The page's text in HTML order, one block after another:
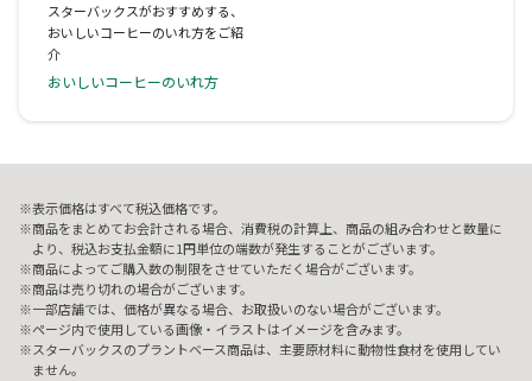
スターバックスがおすすめする、
おいしいコーヒーのいれ方をご紹
介
おいしいコーヒーのいれ方
表示価格はすべて税込価格です。
商品をまとめてお会計される場合、消費税の計算上、商品の組み合わせと数量に
より、税込お支払金額に1円単位の端数が発生することがございます。
商品によってご購入数の制限をさせていただく場合がございます。
商品は売り切れの場合がございます。
一部店舗では、価格が異なる場合、お取扱いのない場合がございます。
ページ内で使用している画像・イラストはイメージを含みます。
スターバックスのプラントベース商品は、主要原材料に動物性食材を使用してい
ません。